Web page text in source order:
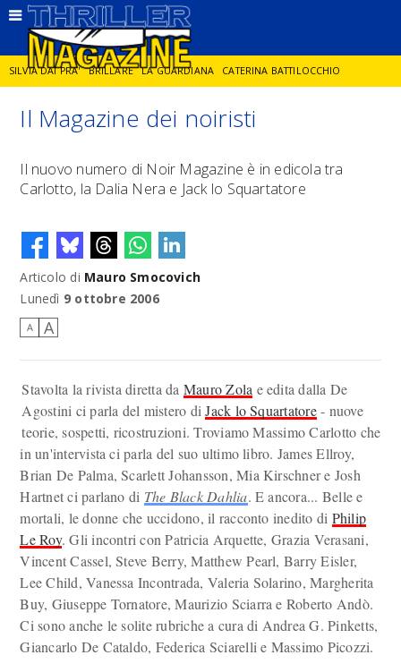
SILVIA DAI PRA' BRILLARE LA GUARDIANA CATERINA BATTILOCCHIO
JORGE DIAZ LA SPIA DELITTO IN CORNICE GIANCARLO DE CATALDO
DIEGO ZANDEL GLI ANNI DI PIETRA
Il Magazine dei noiristi
Il nuovo numero di Noir Magazine è in edicola tra
Carlotto, la Dalia Nera e Jack lo Squartatore
Articolo di Mauro Smocovich
Lunedì 9 ottobre 2006
A A
Stavolta la rivista diretta da Mauro Zola e edita dalla De
Agostini ci parla del mistero diJack lo Squartatore- nuove
teorie, sospetti, ricostruzioni. Troviamo Massimo Carlotto che
in un'intervista ci parla del suo ultimo libro. James Ellroy,
Brian De Palma, Scarlett Johansson, Mia Kirschner e Josh
Hartnet ci parlano di The Black Dahlia. E ancora... Belle e
mortali, le donne che uccidono, il racconto inedito di Philip
Le Roy. Gli incontri con Patricia Arquette, Grazia Verasani,
Vincent Cassel, Steve Berry, Matthew Pearl, Barry Eisler,
Lee Child, Vanessa Incontrada, Valeria Solarino, Margherita
Buy, Giuseppe Tornatore, Maurizio Sciarra e Roberto Andò.
Ci sono anche le solite rubriche a cura di Andrea G. Pinketts,
Giancarlo De Cataldo, Federica Sciarelli e Massimo Picozzi.